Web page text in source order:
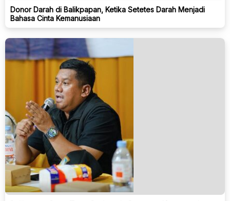
Donor Darah di Balikpapan, Ketika Setetes Darah Menjadi
Bahasa Cinta Kemanusiaan